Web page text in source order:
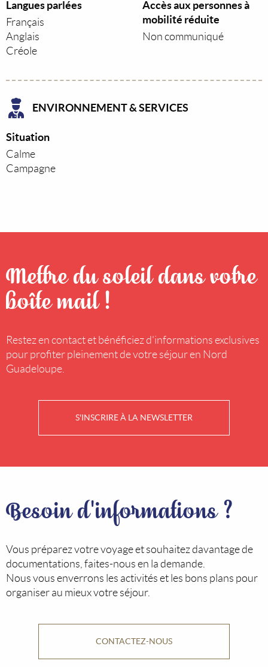
Langues parlées
Français
Anglais
Créole
Accès aux personnes à
mobilité réduite
Non communiqué
ENVIRONNEMENT & SERVICES
Situation
Calme
Campagne
Mettre du soleil dans votre
boîte mail !
Restez en contact et bénéficiez d'informations exclusives
pour profiter pleinement de votre séjour en Nord
Guadeloupe.
S'INSCRIRE À LA NEWSLETTER
Besoin d'informations ?
Vous préparez votre voyage et souhaitez davantage de
documentations, faites-nous en la demande.
Nous vous enverrons les activités et les bons plans pour
organiser au mieux votre séjour.
CONTACTEZ-NOUS